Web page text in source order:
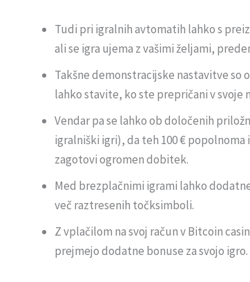
Tudi pri igralnih avtomatih lahko s
ali se igra ujema z vašimi željami,
Takšne demonstracijske nastavitve so
lahko stavite, ko ste prepričani v svoje
Vendar pa se lahko ob določenih
igralniški igri), da teh 100 €
zagotovi ogromen dobitek.
Med brezplačnimi igrami lahko
več raztresenih točksimboli.
Z vplačilom na svoj račun v Bitcoin
prejmejo dodatne bonuse za svojo igro.